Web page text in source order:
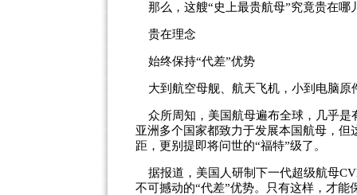
那么，这艘“史上最贵航母”究竟贵在哪
贵在理念
始终保持“代差”优势
大到航空母舰、航天飞机，小到电脑原
众所周知，美国航母遍布全球，几乎是
亚洲多个国家都致力于发展本国航母，
距，更别提即将问世的“福特”级了。
据报道，美国人研制下一代超级航母
不可撼动的“代差”优势。只有这样，才